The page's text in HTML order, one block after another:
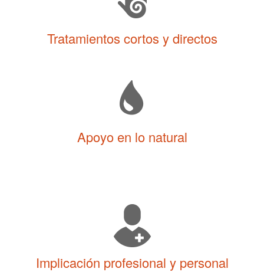
Tratamientos cortos y directos
Apoyo en lo natural
Implicación profesional y personal